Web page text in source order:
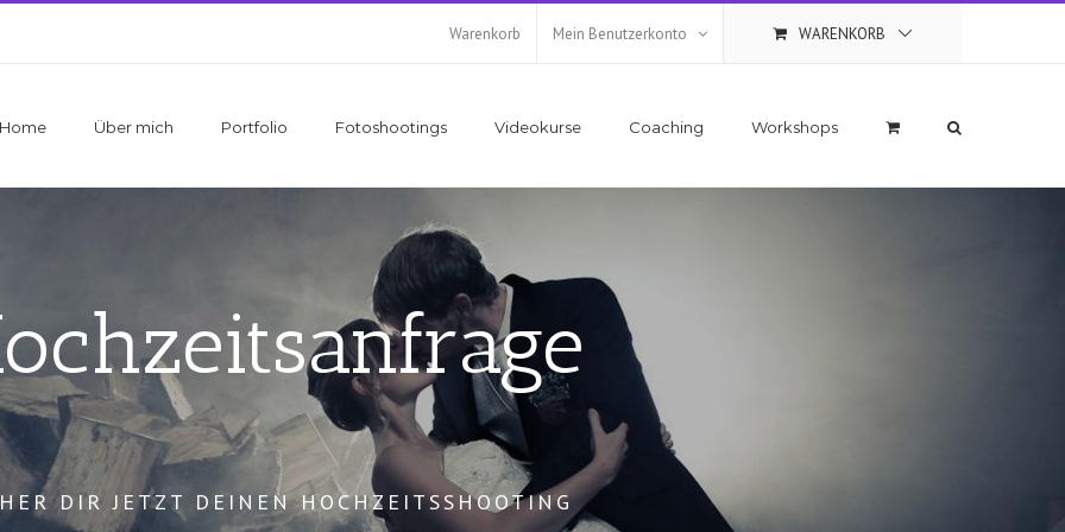
Warenkorb Mein Benutzerkonto WARENKORB
Home Über mich Portfolio Fotoshootings Videokurse Coaching Workshops
DIR JETZT DEINEN HOCHZEITSSHOOTING